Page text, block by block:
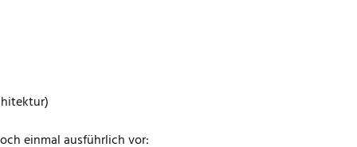
einmal ausführlich vor: